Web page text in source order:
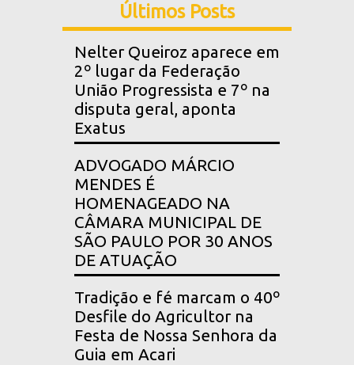
Últimos Posts
Nelter Queiroz aparece em
2º lugar da Federação
União Progressista e 7º na
disputa geral, aponta
Exatus
ADVOGADO MÁRCIO
MENDES É
HOMENAGEADO NA
CÂMARA MUNICIPAL DE
SÃO PAULO POR 30 ANOS
DE ATUAÇÃO
Tradição e fé marcam o 40º
Desfile do Agricultor na
Festa de Nossa Senhora da
Guia em Acari